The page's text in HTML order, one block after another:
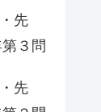
先
３問
先